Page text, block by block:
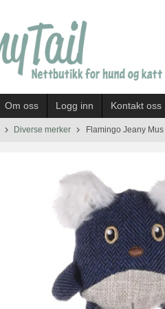
Om oss Logg inn Kontakt oss
Diverse merker Flamingo Jeany